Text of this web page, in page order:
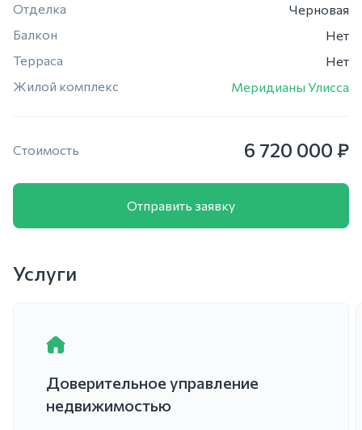
Отделка
Черновая
Балкон
Нет
Терраса
Нет
Жилой комплекс
Меридианы Улисса
Стоимость 6 720 000 ₽
Отправить заявку
Услуги
Доверительное управление
недвижимостью